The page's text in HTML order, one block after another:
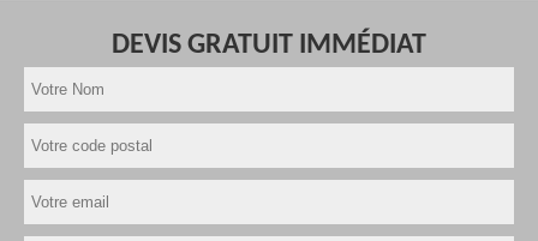
DEVIS GRATUIT IMMÉDIAT